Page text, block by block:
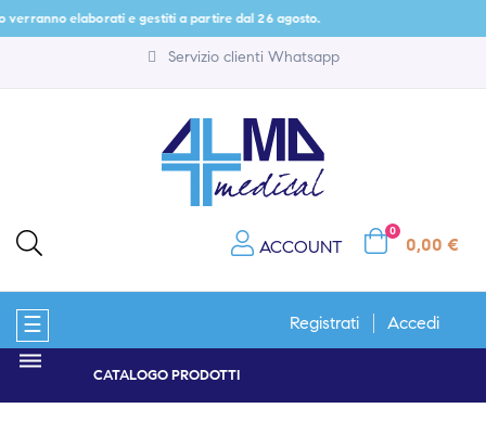
elaborati e gestiti a partire dal 26 agosto.
Servizio clienti Whatsapp
ACCOUNT
0
0,00 €
navigazione
Toggle
☰ Registrati Accedi
CATALOGO PRODOTTI